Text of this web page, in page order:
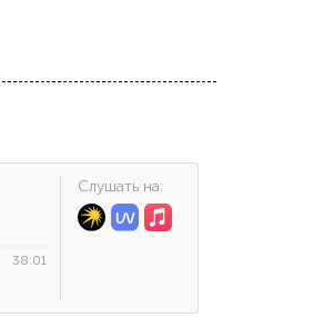
38:01
Cлушать на: